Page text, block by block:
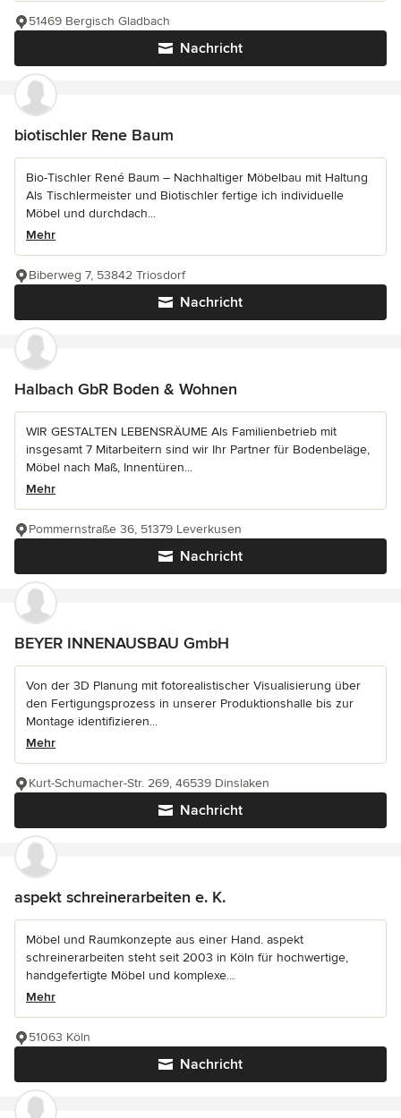
Nachricht
51469 Bergisch Gladbach
biotischler Rene Baum
Bio-Tischler René Baum – Nachhaltiger Möbelbau mit Haltung
Als Tischlermeister und Biotischler fertige ich individuelle
Möbel und durchdach...
Mehr
Nachricht
Biberweg 7, 53842 Triosdorf
Halbach GbR Boden & Wohnen
WIR GESTALTEN LEBENSRÄUME Als Familienbetrieb mit
insgesamt 7 Mitarbeitern sind wir Ihr Partner für Bodenbeläge,
Möbel nach Maß, Innentüren...
Mehr
Nachricht
Pommernstraße 36, 51379 Leverkusen
BEYER INNENAUSBAU GmbH
Von der 3D Planung mit fotorealistischer Visualisierung über
den Fertigungsprozess in unserer Produktionshalle bis zur
Montage identifizieren...
Mehr
Nachricht
Kurt-Schumacher-Str. 269, 46539 Dinslaken
aspekt schreinerarbeiten e. K.
Möbel und Raumkonzepte aus einer Hand. aspekt
schreinerarbeiten steht seit 2003 in Köln für hochwertige,
handgefertigte Möbel und komplexe...
Mehr
Nachricht
51063 Köln